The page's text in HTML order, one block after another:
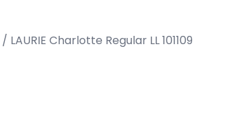
/ LAURIE Charlotte Regular LL 101109